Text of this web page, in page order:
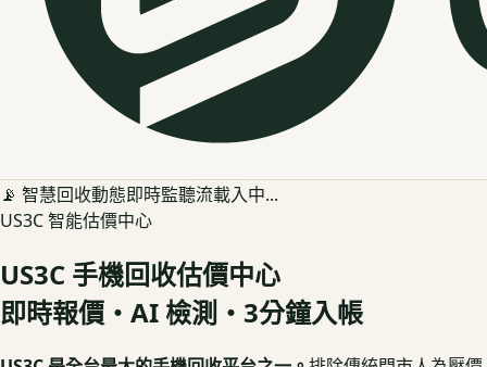
📡 智慧回收動態即時監聽流載入中...
US3C 智能估價中心
US3C 手機回收估價中心
即時報價・AI 檢測・3分鐘入帳